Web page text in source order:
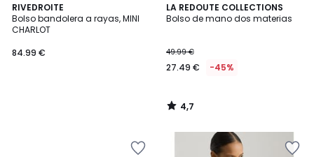
RIVEDROITE
Bolso bandolera a rayas, MINI
CHARLOT
84.99 €
LA REDOUTE COLLECTIONS
Bolso de mano dos materias
49.99 €
27.49 € -45%
4,7
/ 5
4,7
/